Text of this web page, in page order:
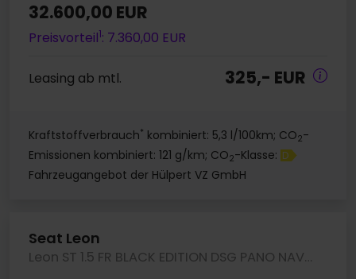
32.600,00 EUR
Preisvorteil1: 7.360,00 EUR
Leasing ab mtl. 325,- EUR
Kraftstoffverbrauch* kombiniert: 5,3 l/100km; CO2-
Emissionen kombiniert: 121 g/km; CO2-Klasse: D
Fahrzeugangebot der Hülpert VZ GmbH
Seat Leon
Leon ST 1.5 FR BLACK EDITION DSG PANO NAVI CAM